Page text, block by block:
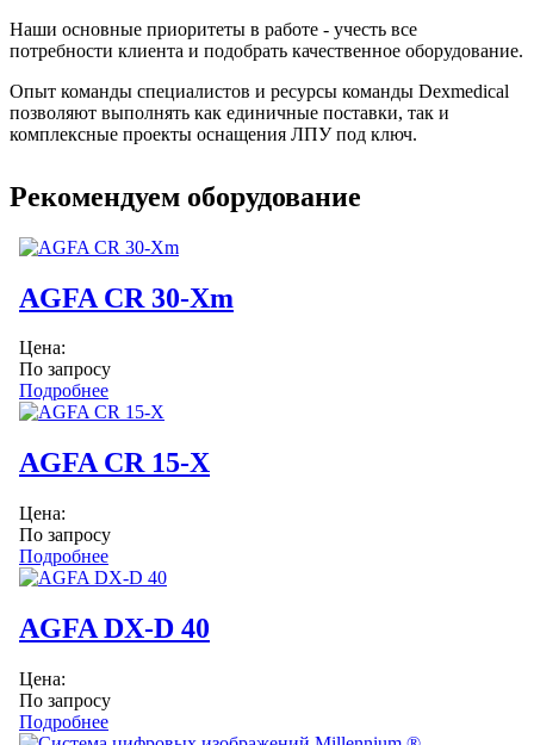
Наши основные приоритеты в работе - учесть все
потребности клиента и подобрать качественное оборудование.
Опыт команды специалистов и ресурсы команды Dexmedical
позволяют выполнять как единичные поставки, так и
комплексные проекты оснащения ЛПУ под ключ.
Рекомендуем оборудование
AGFA CR 30-Xm
Цена:
По запросу
Подробнее
AGFA CR 15-X
Цена:
По запросу
Подробнее
AGFA DX-D 40
Цена:
По запросу
Подробнее